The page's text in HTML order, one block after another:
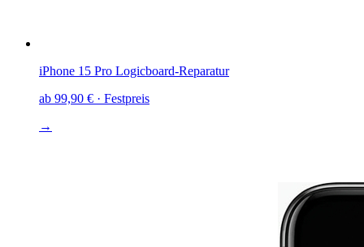
iPhone 15 Pro Logicboard-Reparatur
ab 99,90 € · Festpreis
→